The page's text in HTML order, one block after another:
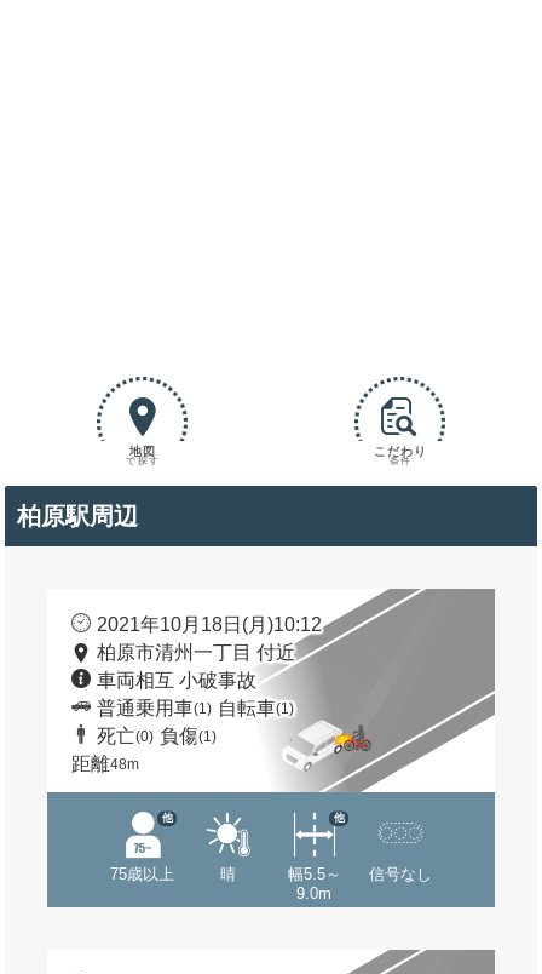
地図
で探す
こだわり
条件
柏原駅周辺
2021年10月18日(月)10:12
柏原市清州一丁目 付近
車両相互 小破事故
普通乗用車(1) 自転車(1)
死亡(0) 負傷(1)
距離48m
75歳以上
他
晴
幅5.5～
9.0m
他
信号なし